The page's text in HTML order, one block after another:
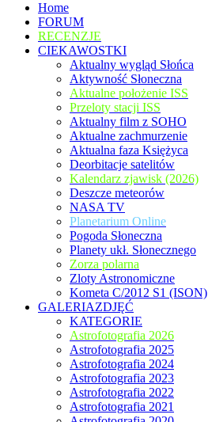
Home
FORUM
RECENZJE
CIEKAWOSTKI
Aktualny wygląd Słońca
Aktywność Słoneczna
Aktualne położenie ISS
Przeloty stacji ISS
Aktualny film z SOHO
Aktualne zachmurzenie
Aktualna faza Księżyca
Deorbitacje satelitów
Kalendarz zjawisk (2026)
Deszcze meteorów
NASA TV
Planetarium Online
Pogoda Słoneczna
Planety ukł. Słonecznego
Zorza polarna
Zloty Astronomiczne
Kometa C/2012 S1 (ISON)
GALERIAZDJĘĆ
KATEGORIE
Astrofotografia 2026
Astrofotografia 2025
Astrofotografia 2024
Astrofotografia 2023
Astrofotografia 2022
Astrofotografia 2021